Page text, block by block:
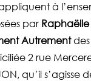
à
par
Autrementdes
2 rue
qu’il s’agisse